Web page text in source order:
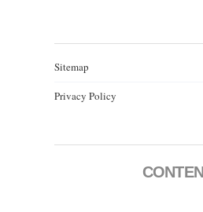
Sitemap
Privacy Policy